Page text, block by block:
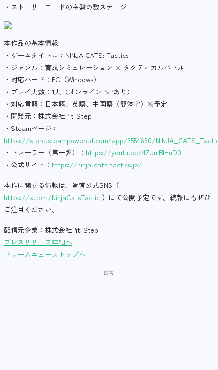
・ストーリーモードの序盤の数ステージ
本作品の基本情報
・ゲームタイトル：NINJA CATS: Tactics
・ジャンル：育成シミュレーション × タクティカルバトル
・対応ハード：PC（Windows）
・プレイ人数：1人（オンラインPvPあり）
・対応言語：日本語、英語、中国語（簡体字）※予定
・開発元：株式会社Pit-Step
・Steamページ：
https://store.steampowered.com/app/3554660/
・トレーラー（第一弾）： https://youtu.be/4ZUnlBIHuD0
・公式サイト： https://ninja-cats-tactics.jp/
本作に関する情報は、適宜公式SNS（
https://x.com/NinjaCatsTactic ）にて公開予定です。続報にもぜひ
ご注目ください。
配信元企業：株式会社Pit-Step
プレスリリース詳細へ
ドリームニューストップへ